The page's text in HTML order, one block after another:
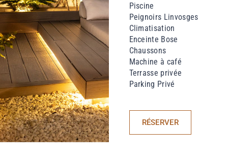
Piscine
Peignoirs Linvosges
Climatisation
Enceinte Bose
Chaussons
Machine à café
Terrasse privée
Parking Privé
RÉSERVER